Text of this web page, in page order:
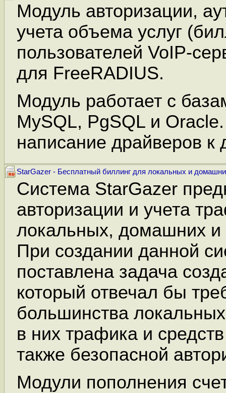
Модуль авторизации,
учета объема услуг
пользователей VoIP-
для FreeRADIUS.
Модуль работает с
MySQL, PgSQL и
написание драйверов
StarGazer - Бесплатный биллинг для локальных и
Система StarGazer
авторизации и учета
локальных, домашних и
При создании данной
поставлена задача
который отвечал бы
большинства
в них трафика и
также безопасной
Модули пополнения